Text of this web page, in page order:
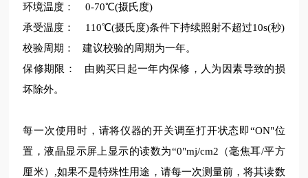
环境温度：
0-70℃(摄氏度)
承受温度：
110℃(摄氏度)条件下持续照射不超过10s(秒)
校验周期：
建议校验的周期为一年。
保修期限：
由购买日起一年内保修，人为因素导致的损
坏除外。
每一次使用时，请将仪器的开关调至打开状态即“ON"位
置，液晶显示屏上显示的读数为“0"mj/cm2（毫焦耳/平方
厘米）,如果不是特殊性用途，请每一次测量前，将其读数